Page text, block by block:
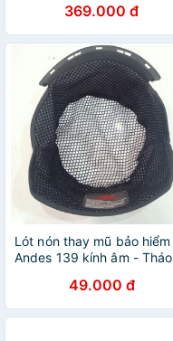
369.000 đ
Lót nón thay mũ bảo hiểm
Andes 139 kính âm - Tháo
49.000 đ